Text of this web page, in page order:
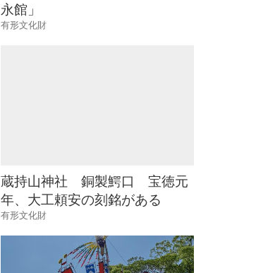
永館」
有形文化財
蔵持山神社 銅製鰐口 宝徳元
年、大工頼安の刻銘がある
有形文化財